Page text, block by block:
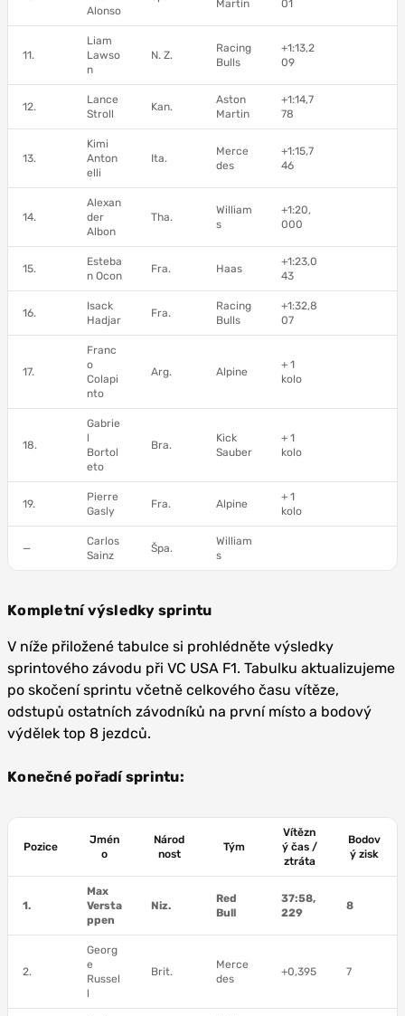
Alonso
Martin 01
11.
Liam
Lawso
n
N. Z.
Racing
Bulls
+1:13,2
09
12.
Lance
Stroll
Kan.
Aston
Martin
+1:14,7
78
13.
Kimi
Anton
elli
Ita.
Merce
des
+1:15,7
46
14.
Alexan
der
Albon
Tha.
William
s
+1:20,
000
15.
Esteba
n Ocon
Fra. Haas
+1:23,0
43
16.
Isack
Hadjar
Fra.
Racing
Bulls
+1:32,8
07
17.
Franc
o
Colapi
nto
Arg. Alpine
+ 1
kolo
18.
Gabrie
l
Bortol
eto
Bra.
Kick
Sauber
+ 1
kolo
19.
Pierre
Gasly
Fra. Alpine
+ 1
kolo
—
Carlos
Sainz
Špa.
William
s
Kompletní výsledky sprintu
V níže přiložené tabulce si prohlédněte výsledky
sprintového závodu při VC USA F1. Tabulku aktualizujeme
po skočení sprintu včetně celkového času vítěze,
odstupů ostatních závodníků na první místo a bodový
výdělek top 8 jezdců.
Konečné pořadí sprintu:
Pozice
Jmén
o
Národ
nost
Tým
Vítězn
ý čas /
ztráta
Bodov
ý zisk
1.
Max
Versta
ppen
Niz.
Red
Bull
37:58,
229
8
2.
Georg
e
Russel
l
Brit.
Merce
des
+0,395 7